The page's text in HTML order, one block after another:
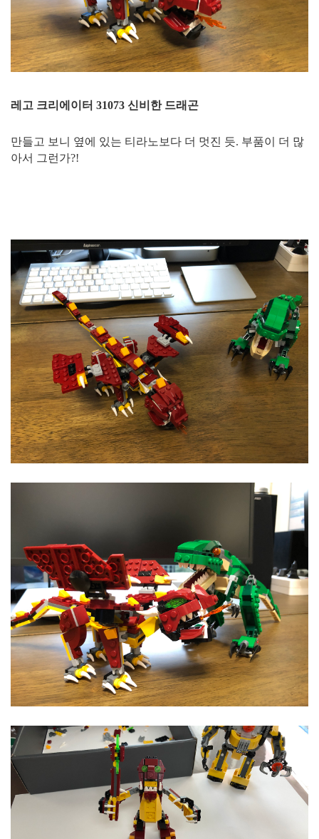
레고 크리에이터 31073 신비한 드래곤
만들고 보니 옆에 있는 티라노보다 더 멋진 듯. 부품이 더 많
아서 그런가?!